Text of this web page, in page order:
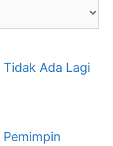
Ada Lagi